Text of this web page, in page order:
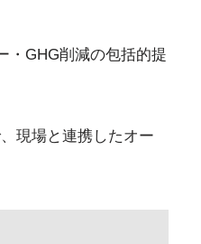
・GHG削減の包括的提
現場と連携したオー